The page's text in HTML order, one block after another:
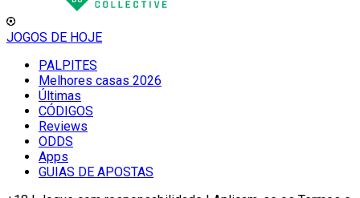
JOGOS DE HOJE
PALPITES
Melhores casas 2026
Últimas
CÓDIGOS
Reviews
ODDS
Apps
GUIAS DE APOSTAS